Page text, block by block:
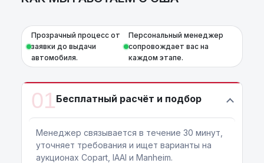
Прозрачный процесс от
заявки до выдачи
автомобиля.
Персональный менеджер
сопровождает вас на
каждом этапе.
01Бесплатный расчёт и подбор
Менеджер связывается в течение 30 минут,
уточняет требования и ищет варианты на
аукционах Copart, IAAI и Manheim.